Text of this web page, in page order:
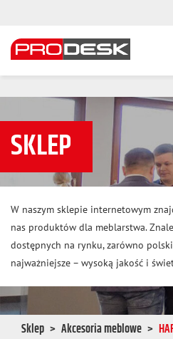
SKLEP
W naszym sklepie internetowym
nas produktów dla meblarstwa.
dostępnych na rynku, zarówno
najważniejsze – wysoką jakość i
Sklep Akcesoria meblowe